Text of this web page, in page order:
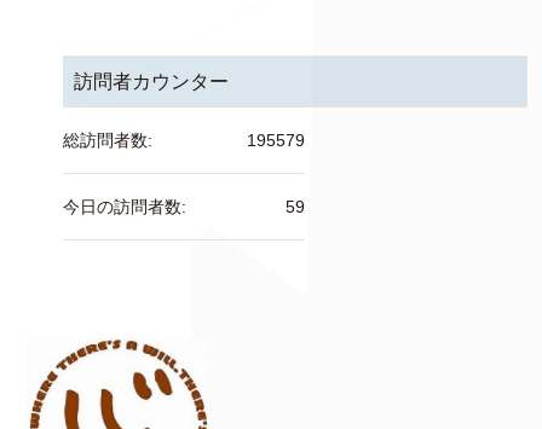
訪問者カウンター
195579
総訪問者数:
59
今日の訪問者数: